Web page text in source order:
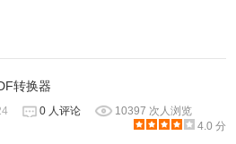
转换器
0 人评论
10397 次人浏览
4.0 分